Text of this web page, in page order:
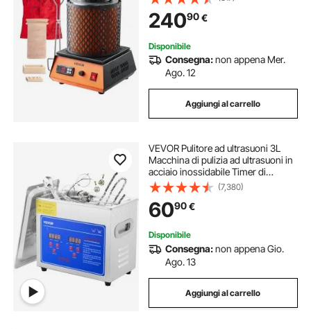
Creazione di Gioielli, Barre di
Metallo, Componenti Metallici
24090€
Disponibile
Consegna:non appena Mer.
Ago. 12
Aggiungi al carrello
VEVOR Pulitore ad ultrasuoni 3L
Macchina di pulizia ad ultrasuoni in
acciaio inossidabile Timer di
riscaldamento digitale Pulizia gioielli
per uso domestico personale
commerciale
(7,380)
6090€
Disponibile
Consegna:non appena Gio.
Ago. 13
Aggiungi al carrello